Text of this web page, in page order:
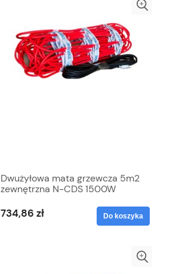
Dwużyłowa mata grzewcza 5m2
zewnętrzna N-CDS 1500W
734,86 zł Do koszyka